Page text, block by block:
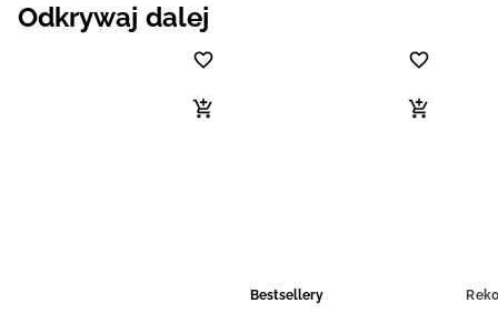
Odkrywaj dalej
Bestsellery